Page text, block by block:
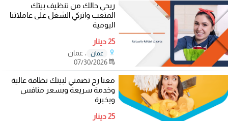
ريحي حالك من تنظيف بيتك
المتعب واتركي الشغل على عاملاتنا
اليومية
25 دينار
عمان
، عمان
07/30/2026
معنا رح تضمني لبيتك نظافة عالية
وخدمة سريعة وبسعر منافس
وبخبرة
25 دينار